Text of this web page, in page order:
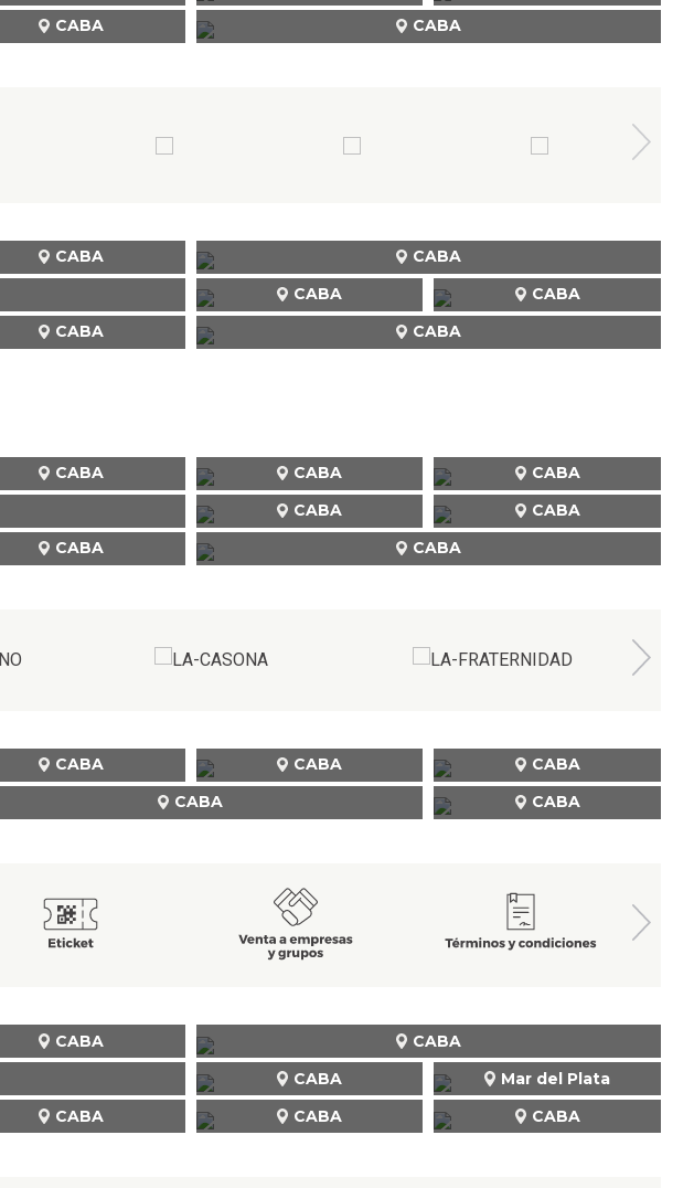
CABA CABA
CABA
CABA
CABA
CABA
CABA CABA
CABA CABA
CABA
CABA
CABA
CABA CABA
CABA CABA
CABA
CABA CABA
CABA
CABA
CABA
Mar del Plata
CABA CABA CABA